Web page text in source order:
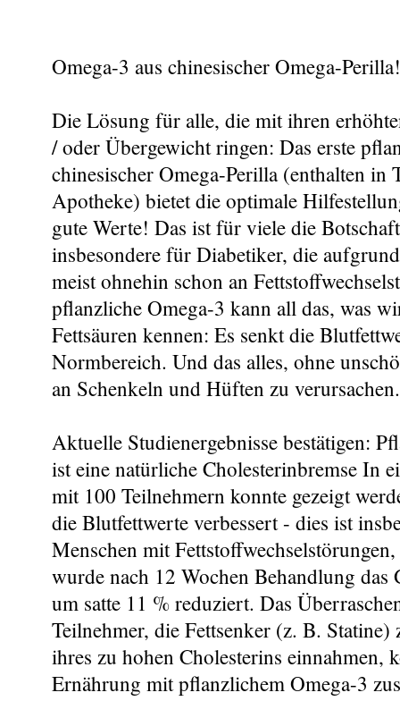
Omega-3 aus chinesischer Omega-Perilla!
Die Lösung für alle, die mit ihren
/ oder Übergewicht ringen: Das erste
chinesischer Omega-Perilla (enthalten
Apotheke) bietet die optimale
gute Werte! Das ist für viele die
insbesondere für Diabetiker, die
meist ohnehin schon an
pflanzliche Omega-3 kann all das, was
Fettsäuren kennen: Es senkt die
Normbereich. Und das alles, ohne
an Schenkeln und Hüften zu verursachen.
Aktuelle Studienergebnisse bestätigen:
ist eine natürliche Cholesterinbremse In
mit 100 Teilnehmern konnte gezeigt
die Blutfettwerte verbessert - dies ist
Menschen mit
wurde nach 12 Wochen Behandlung das
um satte 11 % reduziert. Das
Teilnehmer, die Fettsenker (z. B.
ihres zu hohen Cholesterins einnahmen,
Ernährung mit pflanzlichem Omega-3